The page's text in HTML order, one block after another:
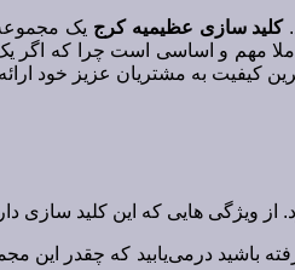
کلید سازی عظیمیه کرج یک‌
و اساسی است چرا که اگر یک
کیفیت به مشتریان عزیز خود
ویژگی هایی که این کلید سازی
درمی‌یابید که چقدر این